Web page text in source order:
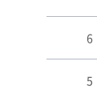
6
5